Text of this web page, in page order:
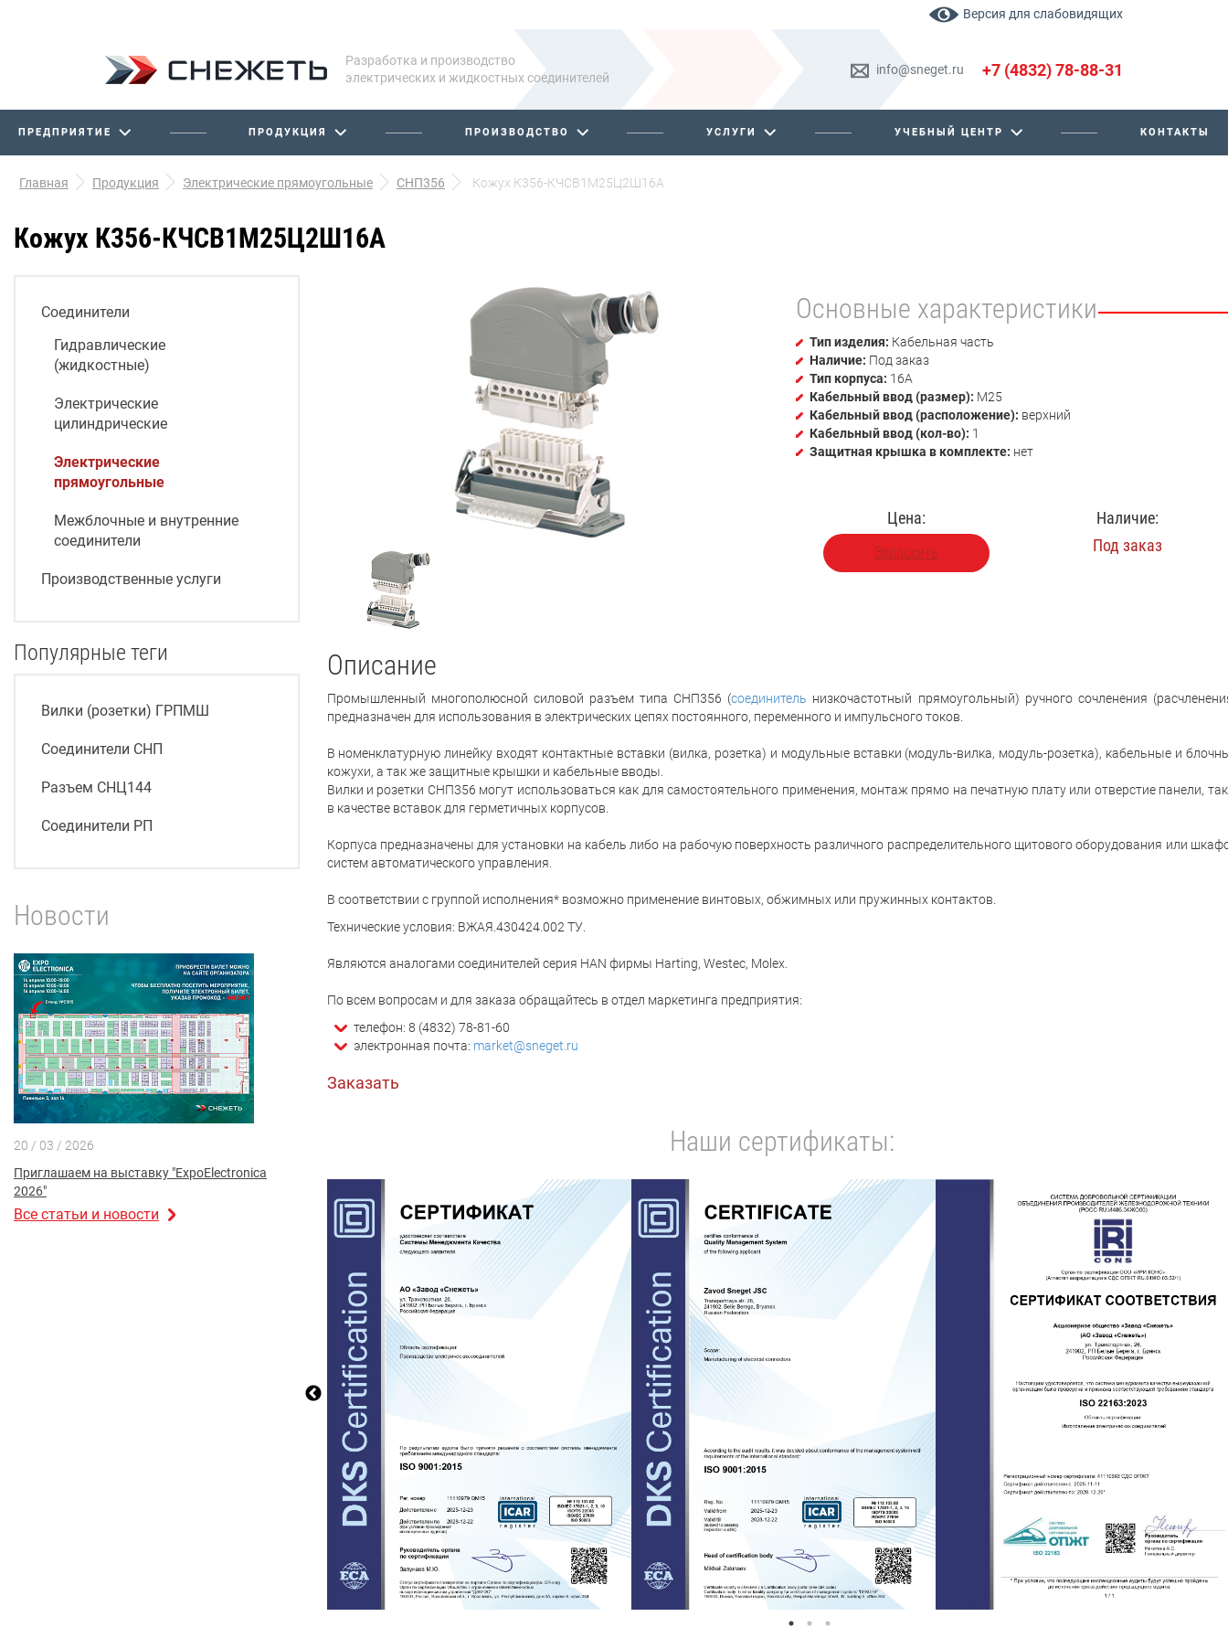
Версия для слабовидящих
Разработка и производство
электрических и жидкостных соединителей
info@sneget.ru +7 (4832) 78-88-31
ПРЕДПРИЯТИЕ ПРОДУКЦИЯ ПРОИЗВОДСТВО УСЛУГИ УЧЕБНЫЙ ЦЕНТР КОНТАКТЫ
Главная Продукция Электрические прямоугольные СНП356 Кожух К356-КЧСВ1М25Ц2Ш16А
Кожух К356-КЧСВ1М25Ц2Ш16А
Соединители
Гидравлические
(жидкостные)
Электрические
цилиндрические
Электрические
прямоугольные
Межблочные и внутренние
соединители
Производственные услуги
Популярные теги
Вилки (розетки) ГРПМШ
Соединители СНП
Разъем СНЦ144
Соединители РП
Новости
20 / 03 / 2026
Приглашаем на выставку "ExpoElectronica
2026"
Все статьи и новости
Основные характеристики
Тип изделия: Кабельная часть
Наличие: Под заказ
Тип корпуса: 16А
Кабельный ввод (размер): М25
Кабельный ввод (расположение): верхний
Кабельный ввод (кол-во): 1
Защитная крышка в комплекте: нет
Цена:
Запросить
Наличие:
Под заказ
Описание
Промышленный многополюсной силовой разъем типа СНП356 (соединитель низкочастотный прямоугольный) ручного сочленения
предназначен для использования в электрических цепях постоянного, переменного и импульсного токов.
В номенклатурную линейку входят контактные вставки (вилка, розетка) и модульные вставки (модуль-вилка, модуль-розетка), кабельные и
кожухи, а так же защитные крышки и кабельные вводы.
Вилки и розетки СНП356 могут использоваться как для самостоятельного применения, монтаж прямо на печатную плату или отверстие панели,
в качестве вставок для герметичных корпусов.
Корпуса предназначены для установки на кабель либо на рабочую поверхность различного распределительного щитового оборудования или
систем автоматического управления.
В соответствии с группой исполнения* возможно применение винтовых, обжимных или пружинных контактов.
Технические условия: ВЖАЯ.430424.002 ТУ.
Являются аналогами соединителей серия HAN фирмы Harting, Westec, Molex.
По всем вопросам и для заказа обращайтесь в отдел маркетинга предприятия:
телефон: 8 (4832) 78-81-60
электронная почта: market@sneget.ru
Заказать
Наши сертификаты: